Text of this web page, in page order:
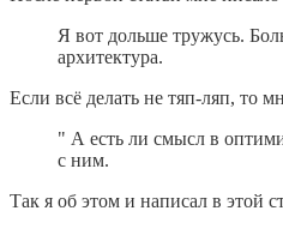
Я вот дольше тружусь.
архитектура.
Если всё делать не тяп-ляп, то
" А есть ли смысл в
с ним.
Так я об этом и написал в этой